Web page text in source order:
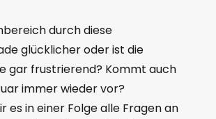
durch diese
glücklicher oder ist die
gar frustrierend? Kommt auch
immer wieder vor?
es in einer Folge alle Fragen an